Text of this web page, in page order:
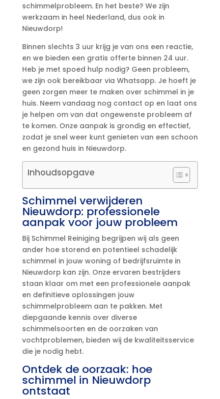
schimmelprobleem.​ En het beste? We zijn
werkzaam in heel Nederland, dus ook in
Nieuwdorp!
Binnen slechts 3 uur krijg je van ons een reactie,
en we bieden een gratis offerte binnen 24 uur.​
Heb je met spoed hulp nodig? Geen probleem,
we zijn ook bereikbaar via Whatsapp.​ Je hoeft je
geen zorgen meer te maken over schimmel in je
huis.​ Neem vandaag nog contact op en laat ons
je helpen om van dat ongewenste probleem af
te komen.​ Onze aanpak is grondig en effectief,
zodat je snel weer kunt genieten van een schoon
en gezond huis in Nieuwdorp.​
Inhoudsopgave
Schimmel verwijderen
Nieuwdorp: professionele
aanpak voor jouw probleem
Bij Schimmel Reiniging begrijpen wij als geen
ander hoe storend en potentieel schadelijk
schimmel in jouw woning of bedrijfsruimte in
Nieuwdorp kan zijn.​ Onze ervaren bestrijders
staan klaar om met een professionele aanpak
en definitieve oplossingen jouw
schimmelprobleem aan te pakken.​ Met
diepgaande kennis over diverse
schimmelsoorten en de oorzaken van
vochtproblemen, bieden wij de kwaliteitsservice
die je nodig hebt.​
Ontdek de oorzaak: hoe
schimmel in Nieuwdorp
ontstaat